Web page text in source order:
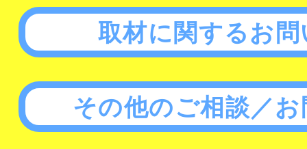
取材に関するお
その他のご相談／